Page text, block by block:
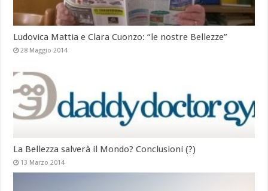
Ludovica Mattia e Clara Cuonzo: “le nostre Bellezze”
28 Maggio 2014
La Bellezza salverà il Mondo? Conclusioni (?)
13 Marzo 2014